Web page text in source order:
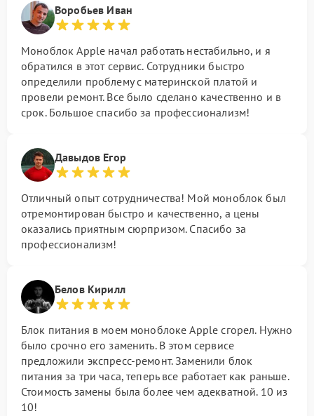
Воробьев Иван
Моноблок Apple начал работать нестабильно, и я
обратился в этот сервис. Сотрудники быстро
определили проблему с материнской платой и
провели ремонт. Все было сделано качественно и в
срок. Большое спасибо за профессионализм!
Давыдов Егор
Отличный опыт сотрудничества! Мой моноблок был
отремонтирован быстро и качественно, а цены
оказались приятным сюрпризом. Спасибо за
профессионализм!
Белов Кирилл
Блок питания в моем моноблоке Apple сгорел. Нужно
было срочно его заменить. В этом сервисе
предложили экспресс-ремонт. Заменили блок
питания за три часа, теперь все работает как раньше.
Стоимость замены была более чем адекватной. 10 из
10!